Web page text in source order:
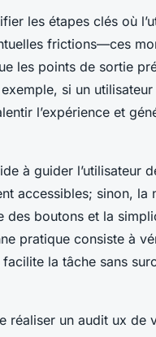
les étapes clés où
frictions—ces
les points de sortie
si un
l’expérience et
à guider l’utilisateur
accessibles; sinon, la
des boutons et la
pratique consiste à
la tâche sans
réaliser un audit ux de